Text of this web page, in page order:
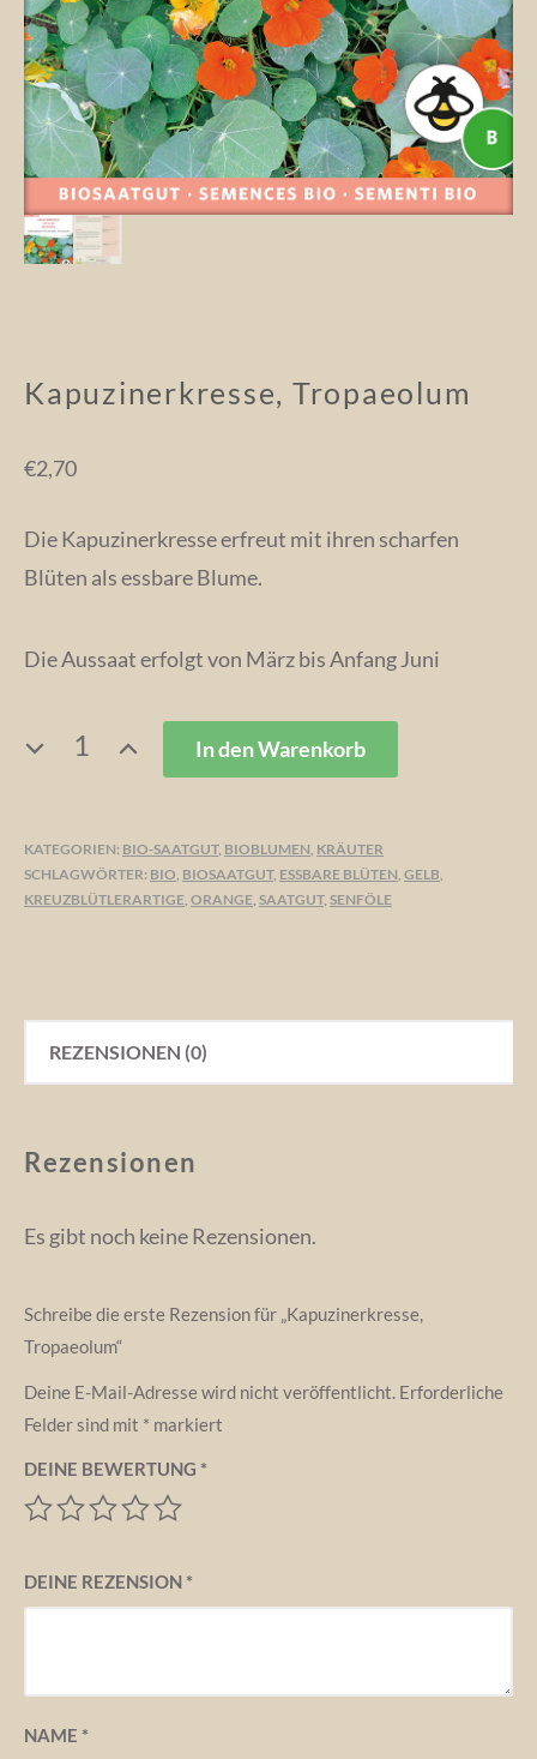
Kapuzinerkresse, Tropaeolum
€2,70
Die Kapuzinerkresse erfreut mit ihren scharfen
Blüten als essbare Blume.
Die Aussaat erfolgt von März bis Anfang Juni
KAPUZINERKRESSE,
In den Warenkorb
KATEGORIEN: BIO-SAATGUT, BIOBLUMEN KRÄUTER
SCHLAGWÖRTER: BIO BIOSAATGUT, ESSBARE BLÜTEN GELB
KREUZBLÜTLERARTIGE ORANGE SAATGUT, SENFÖLE
REZENSIONEN (0)
Rezensionen
Es gibt noch keine Rezensionen.
Schreibe die erste Rezension für „Kapuzinerkresse,
Tropaeolum“
Deine E-Mail-Adresse wird nicht veröffentlicht. Erforderliche
Felder sind mit * markiert
DEINE BEWERTUNG *
DEINE REZENSION*
NAME *